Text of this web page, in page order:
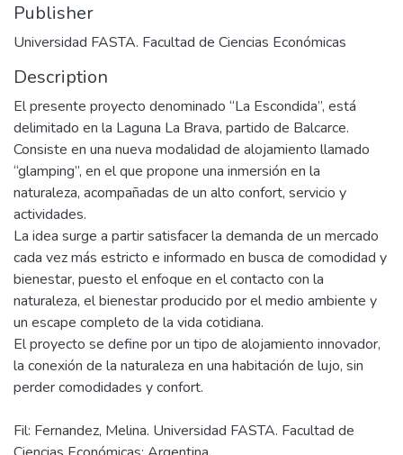
Publisher
Universidad FASTA. Facultad de Ciencias Económicas
Description
El presente proyecto denominado “La Escondida”, está
delimitado en la Laguna La Brava, partido de Balcarce.
Consiste en una nueva modalidad de alojamiento llamado
“glamping”, en el que propone una inmersión en la
naturaleza, acompañadas de un alto confort, servicio y
actividades.
La idea surge a partir satisfacer la demanda de un mercado
cada vez más estricto e informado en busca de comodidad y
bienestar, puesto el enfoque en el contacto con la
naturaleza, el bienestar producido por el medio ambiente y
un escape completo de la vida cotidiana.
El proyecto se define por un tipo de alojamiento innovador,
la conexión de la naturaleza en una habitación de lujo, sin
Fil: Fernandez, Melina. Universidad FASTA. Facultad de